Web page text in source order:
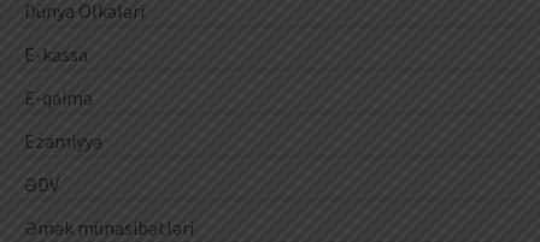
Dünya Ölkələri
E-kassa
E-qaimə
Ezamiyyə
ƏDV
Əmək münasibətləri